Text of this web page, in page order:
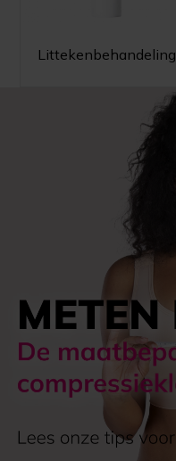
Littekenbehandeling